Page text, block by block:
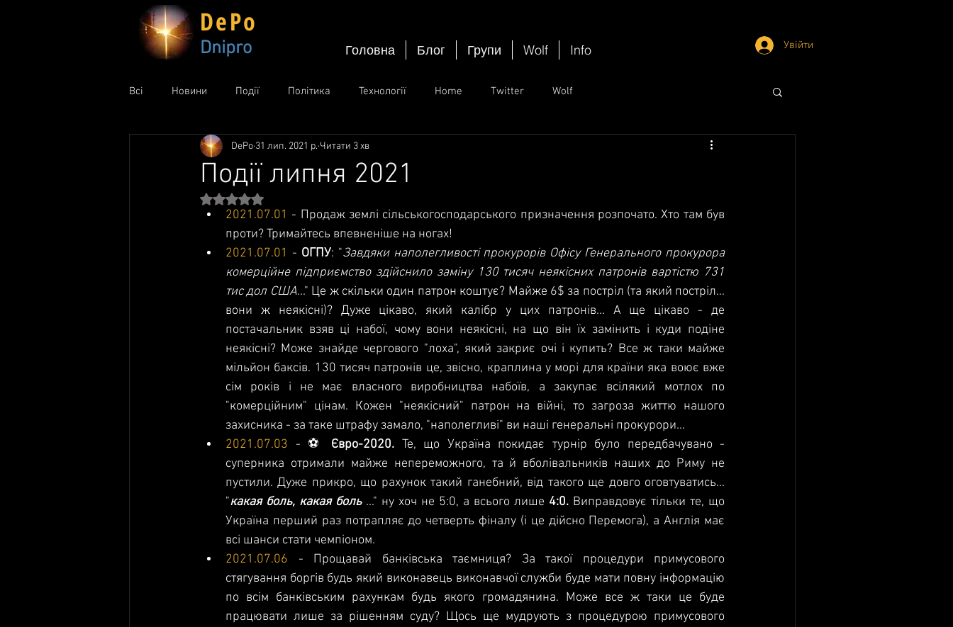
DePo
Dnipro Головна Блог Групи Wolf Info Увійти
Всі Новини Події Політика Технології Home Twitter Wolf
Події липня 2021
DePo 31 лип. 2021 р. Читати 3 хв
Оцінка: NaN з 5 зірок.
2021.07.01 - Продаж землі сільськогосподарського призначення розпочато. Хто там був
проти? Тримайтесь впевненіше на ногах!
2021.07.01 - ОГПУ: "Завдяки наполегливості прокурорів Офісу Генерального прокурора
комерційне підприємство здійснило заміну 130 тисяч неякісних патронів вартістю 731
тис дол США..." Це ж скільки один патрон коштує? Майже 6$ за постріл (та який постріл...
вони ж неякісні)? Дуже цікаво, який калібр у цих патронів... А ще цікаво - де
постачальник взяв ці набої, чому вони неякісні, на що він їх замінить і куди подіне
неякісні? Може знайде чергового "лоха", який закриє очі і купить? Все ж таки майже
мільйон баксів. 130 тисяч патронів це, звісно, краплина у морі для країни яка воює вже
сім років і не має власного виробництва набоїв, а закупає всілякий мотлох по
"комерційним" цінам. Кожен "неякісний" патрон на війні, то загроза життю нашого
захисника - за таке штрафу замало, "наполегливі" ви наші генеральні прокурори...
2021.07.03 - ⚽️ Євро-2020. Те, що Україна покидає турнір було передбачувано -
суперника отримали майже непереможного, та й вболівальників наших до Риму не
пустили. Дуже прикро, що рахунок такий ганебний, від такого ще довго оговтуватись...
"какая боль, какая боль ..." ну хоч не 5:0, а всього лише 4:0. Виправдовує тільки те, що
Україна перший раз потрапляє до четверть фіналу (і це дійсно Перемога), а Англія має
всі шанси стати чемпіоном.
2021.07.06 - Прощавай банківська таємниця? За такої процедури примусового
стягування боргів будь який виконавець виконавчої служби буде мати повну інформацію
по всім банківським рахункам будь якого громадянина. Може все ж таки це буде
працювати лише за рішенням суду? Щось ще мудрують з процедурою примусового